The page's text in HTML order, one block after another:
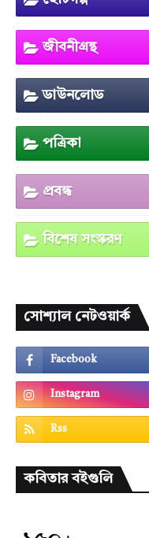
জীবনীগ্রন্থ
ডাউনলোড
পত্রিকা
প্রবন্ধ
বিশেষ সংস্করণ
সোশ্যাল নেটওয়ার্ক
কবিতার বইগুলি